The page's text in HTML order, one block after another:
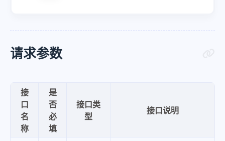
请求参数
接
口
名
称
是
否
必
填
接口类
型
接口说明